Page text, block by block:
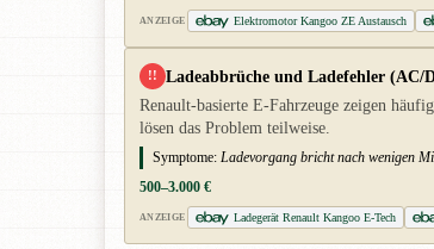
ANZEIGE Elektromotor Kangoo ZE Austausch
!! Ladeabbrüche und Ladefehler (AC/
Renault-basierte E-Fahrzeuge zeigen
lösen das Problem teilweise.
Symptome: Ladevorgang bricht nach wenigen
500–3.000 €
ANZEIGE Ladegerät Renault Kangoo E-Tech